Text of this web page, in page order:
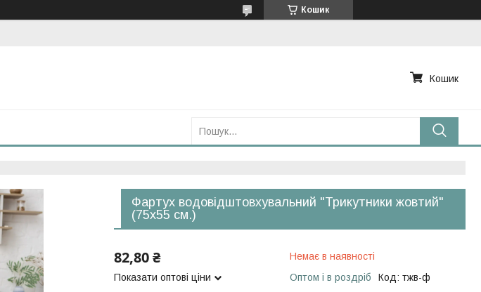
Кошик
Кошик
Фартух водовідштовхувальний "Трикутники жовтий"
(75х55 см.)
82,80 ₴
Показати оптові ціни
Немає в наявності
Оптом і в роздріб
Код: тжв-ф